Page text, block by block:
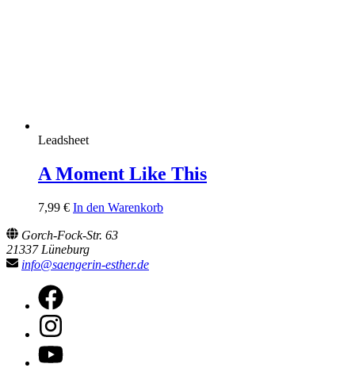
Leadsheet
A Moment Like This
7,99 € In den Warenkorb
Gorch-Fock-Str. 63
21337 Lüneburg
info@saengerin-esther.de